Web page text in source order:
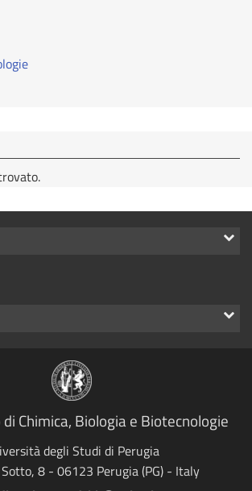
Chimica, Biologia e Biotecnologie
degli Studi di Perugia
8 - 06123 Perugia (PG) - Italy